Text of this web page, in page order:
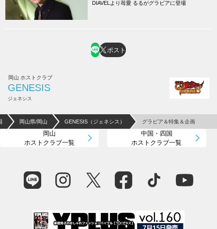
DIAVELより苺愛 るるがグラビアに登場
ポスト
岡山 ホストクラブ
GENESIS
ジェネシス
岡山県/岡山 GENESIS（ジェネシス） グラビア＆特集＆企画
岡山
ホストクラブ一覧
中国・四国
ホストクラブ一覧